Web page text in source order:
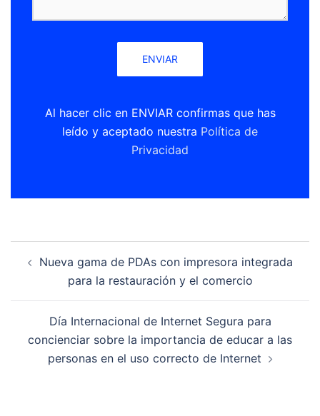
Al hacer clic en ENVIAR confirmas que has
leído y aceptado nuestra Política de
Privacidad
de
entradas
Nueva gama de PDAs con impresora integrada
para la restauración y el comercio
Día Internacional de Internet Segura para
concienciar sobre la importancia de educar a las
personas en el uso correcto de Internet